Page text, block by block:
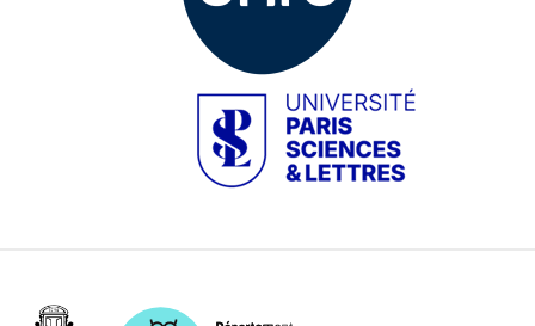
Image